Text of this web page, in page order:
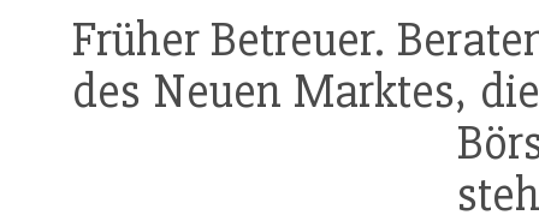
Früher Betreuer.
des Neuen Marktes,